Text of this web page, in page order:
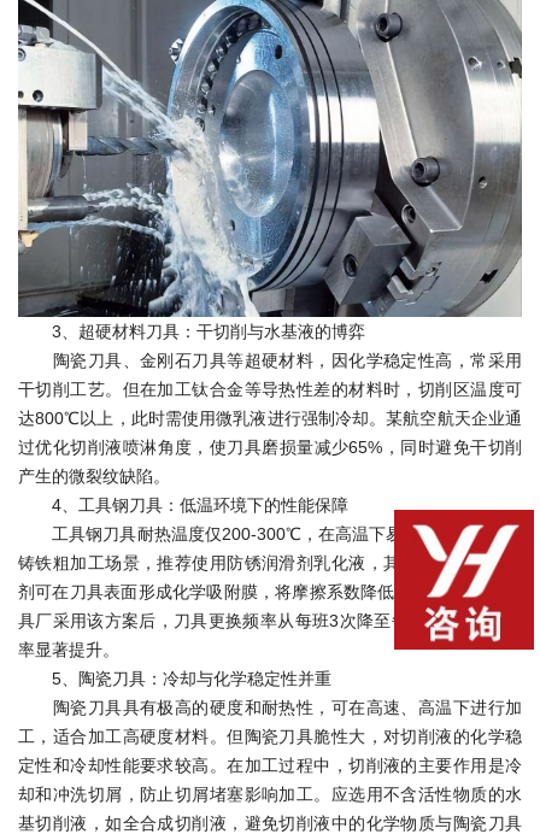
3、超硬材料刀具：干切削与水基液的博弈
陶瓷刀具、金刚石刀具等超硬材料，因化学稳定性高，常采用
干切削工艺。但在加工钛合金等导热性差的材料时，切削区温度可
达800℃以上，此时需使用微乳液进行强制冷却。某航空航天企业通
过优化切削液喷淋角度，使刀具磨损量减少65%，同时避免干切削
产生的微裂纹缺陷。
4、工具钢刀具：低温环境下的性能保障
工具钢刀具耐热温度仅200-300℃，在高温下易软化失效。针对
铸铁粗加工场景，推荐使用防锈润滑剂乳化液，其含有的极压添加
剂可在刀具表面形成化学吸附膜，将摩擦系数降低至0.1以下。某模
具厂采用该方案后，刀具更换频率从每班3次降至每日1次，生产效
率显著提升。
5、陶瓷刀具：冷却与化学稳定性并重
陶瓷刀具具有极高的硬度和耐热性，可在高速、高温下进行加
工，适合加工高硬度材料。但陶瓷刀具脆性大，对切削液的化学稳
定性和冷却性能要求较高。在加工过程中，切削液的主要作用是冷
却和冲洗切屑，防止切屑堵塞影响加工。应选用不含活性物质的水
基切削液，如全合成切削液，避免切削液中的化学物质与陶瓷刀具